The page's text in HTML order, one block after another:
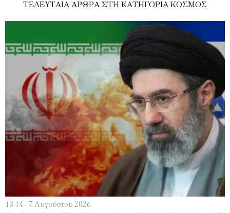
ΤΕΛΕΥΤΑΊΑ ΆΡΘΡΑ ΣΤΗ ΚΑΤΗΓΟΡΊΑ ΚΌΣΜΟΣ
13:14 - 7 Αυγούστου 2026